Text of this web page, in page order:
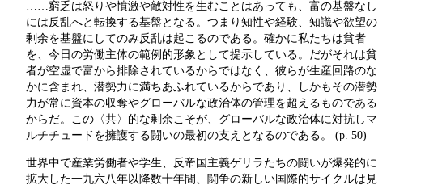
……窮乏は怒りや憤激や敵対性を生むことはあっても、富の基盤なし
には反乱へと転換する基盤となる。つまり知性や経験、知識や欲望の
剰余を基盤にしてのみ反乱は起こるのである。確かに私たちは貧者
を、今日の労働主体の範例的形象として提示している。だがそれは貧
者が空虚で富から排除されているからではなく、彼らが生産回路のな
かに含まれ、潜勢力に満ちあふれているからであり、しかもその潜勢
力が常に資本の収奪やグローバルな政治体の管理を超えるものである
からだ。この〈共〉的な剰余こそが、グローバルな政治体に対抗しマ
ルチチュードを擁護する闘いの最初の支えとなるのである。 (p. 50)
世界中で産業労働者や学生、反帝国主義ゲリラたちの闘いが爆発的に
拡大した一九六八年以降数十年間、闘争の新しい国際的サイクルは見